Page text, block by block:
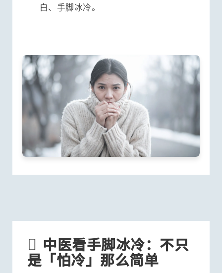
白、手脚冰冷。
 中医看手脚冰冷：不只
是「怕冷」那么简单